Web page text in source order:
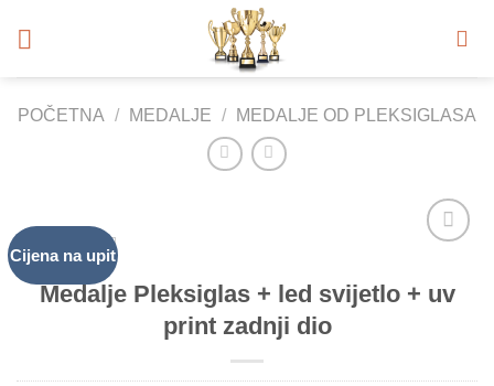
POČETNA / MEDALJE / MEDALJE OD PLEKSIGLASA
Cijena na upit
Wishlist
Medalje Pleksiglas + led svijetlo + uv
print zadnji dio